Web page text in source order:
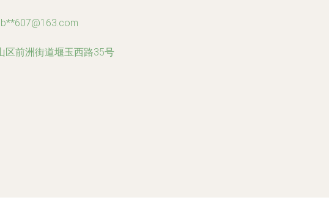
607@163.com
区前洲街道堰玉西路35号